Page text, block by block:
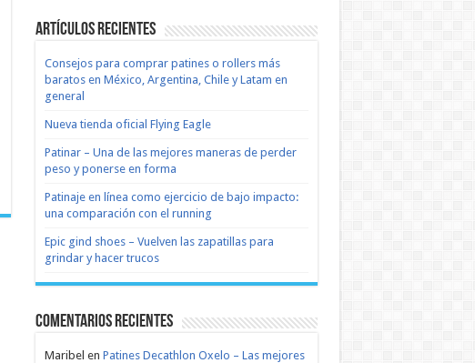
Artículos recientes
Consejos para comprar patines o rollers más
baratos en México, Argentina, Chile y Latam en
general
Nueva tienda oficial Flying Eagle
Patinar – Una de las mejores maneras de perder
peso y ponerse en forma
Patinaje en línea como ejercicio de bajo impacto:
una comparación con el running
Epic gind shoes – Vuelven las zapatillas para
grindar y hacer trucos
Comentarios recientes
Maribel en Patines Decathlon Oxelo – Las mejores